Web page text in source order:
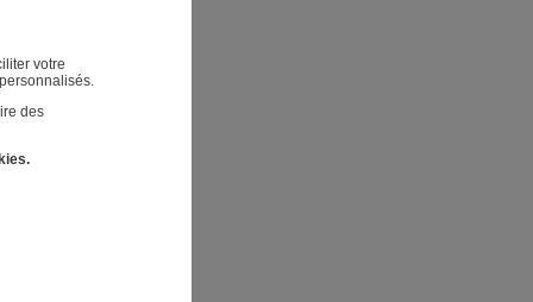
votre
des